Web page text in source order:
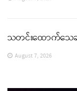
သတင်းထောက်သေဆုံ
August 7, 2026